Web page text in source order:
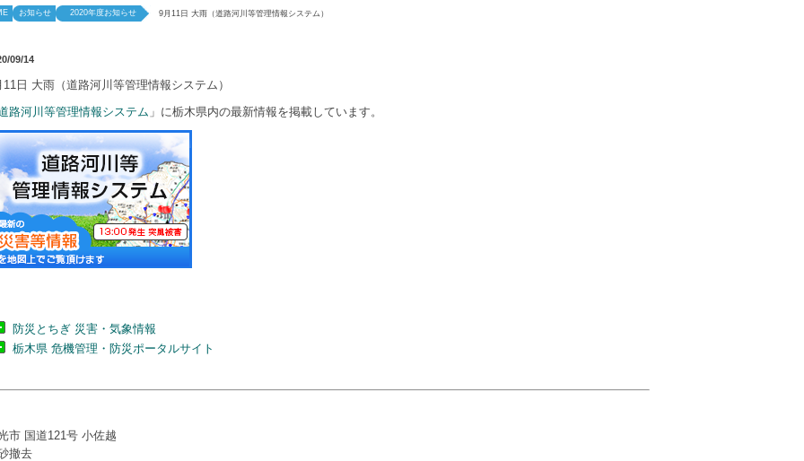
お知らせ 2020年度お知らせ 9月11日 大雨（道路河川等管理情報システム）
09/14
11日 大雨（道路河川等管理情報システム）
路河川等管理情報システム 」に栃木県内の最新情報を掲載しています。
防災とちぎ 災害・気象情報
栃木県 危機管理・防災ポータルサイト
市 国道121号 小佐越
撤去